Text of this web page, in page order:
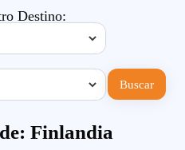
Destino:
Buscar
Finlandia